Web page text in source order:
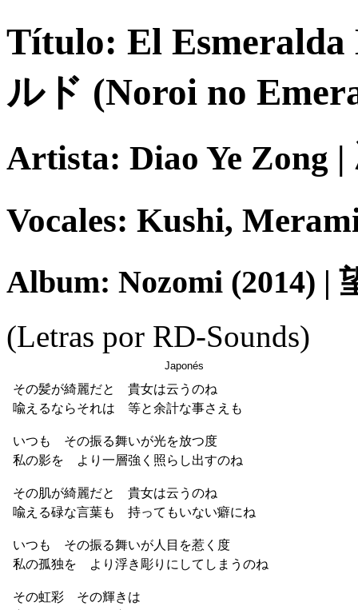
Título: El
ルド (Noroi no
Artista: Diao Ye Zong |
Vocales: Kushi,
Album: Nozomi (2014) |
(Letras por RD-Sounds)
Japonés
その髪が綺麗だと 貴女は云うのね
喩えるならそれは 等と余計な事さえも
いつも その振る舞いが光を放つ度
私の影を より一層強く照らし出すのね
その肌が綺麗だと 貴女は云うのね
喩える碌な言葉も 持ってもいない癖にね
いつも その振る舞いが人目を惹く度
私の孤独を より浮き彫りにしてしまうのね
その虹彩 その輝きは